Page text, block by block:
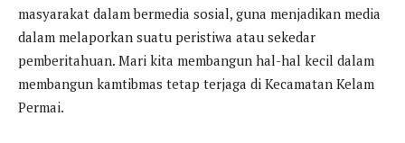
masyarakat dalam bermedia sosial, guna menjadikan media
dalam melaporkan suatu peristiwa atau sekedar
pemberitahuan. Mari kita membangun hal-hal kecil dalam
membangun kamtibmas tetap terjaga di Kecamatan Kelam
Permai.